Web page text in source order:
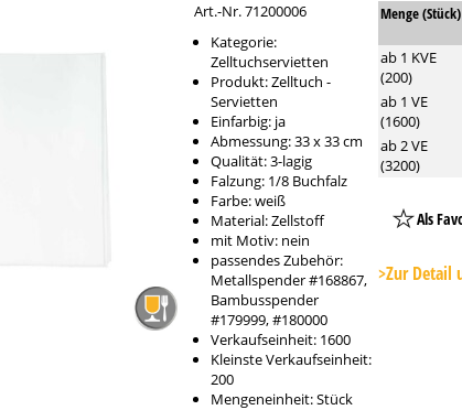
Art.-Nr. 71200006
Kategorie:
Zelltuchservietten
Produkt: Zelltuch -
Servietten
Einfarbig: ja
Abmessung: 33 x 33 cm
Qualität: 3-lagig
Falzung: 1/8 Buchfalz
Farbe: weiß
Material: Zellstoff
mit Motiv: nein
passendes Zubehör:
Metallspender #168867,
Bambusspender
#179999, #180000
Verkaufseinheit: 1600
Kleinste Verkaufseinheit:
200
Mengeneinheit: Stück
Menge (Stück)
ab 1 KVE
(200)
ab 1 VE
(1600)
ab 2 VE
(3200)
Als
>Zur Detail